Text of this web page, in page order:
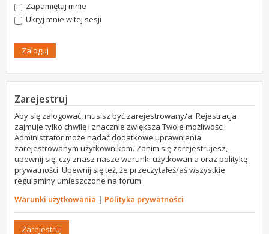
Zapamiętaj mnie
Ukryj mnie w tej sesji
Zarejestruj
Aby się zalogować, musisz być zarejestrowany/a. Rejestracja
zajmuje tylko chwilę i znacznie zwiększa Twoje możliwości.
Administrator może nadać dodatkowe uprawnienia
zarejestrowanym użytkownikom. Zanim się zarejestrujesz,
upewnij się, czy znasz nasze warunki użytkowania oraz politykę
prywatności. Upewnij się też, że przeczytałeś/aś wszystkie
regulaminy umieszczone na forum.
Warunki użytkowania | Polityka prywatności
Zarejestruj